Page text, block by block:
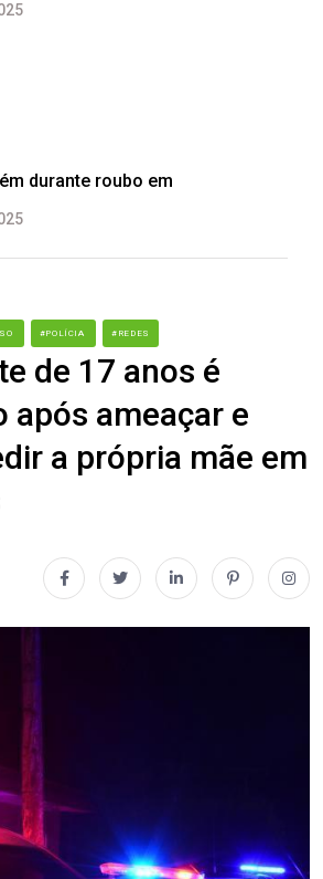
durante roubo em
#POLÍCIA #REDES
de 17 anos é
após ameaçar e
a própria mãe em